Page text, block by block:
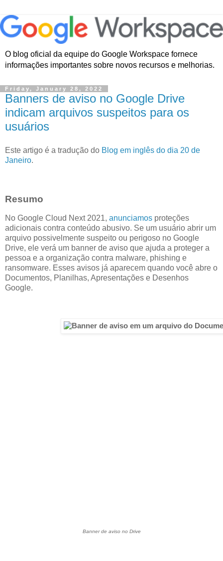
O blog oficial da equipe do Google Workspace fornece
informações importantes sobre novos recursos e melhorias.
Friday, January 28, 2022
Banners de aviso no Google Drive
indicam arquivos suspeitos para os
usuários
Este artigo é a tradução do Blog em inglês do dia 20 de
Janeiro.
Resumo
No Google Cloud Next 2021, anunciamos proteções
adicionais contra conteúdo abusivo. Se um usuário abrir um
arquivo possivelmente suspeito ou perigoso no Google
Drive, ele verá um banner de aviso que ajuda a proteger a
pessoa e a organização contra malware, phishing e
ransomware. Esses avisos já aparecem quando você abre o
Documentos, Planilhas, Apresentações e Desenhos
Google.
Banner de aviso no Drive